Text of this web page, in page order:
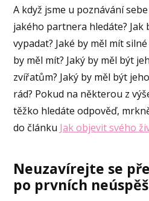
A když jsme u poznávání
jakého partnera hledáte? Jak
vypadat? Jaké by měl mít
by měl mít? Jaký by měl být
zvířatům? Jaký by měl být
rád? Pokud na některou z
těžko hledáte odpověď,
do článku Jak objevit svého
Neuzavírejte se
po prvních